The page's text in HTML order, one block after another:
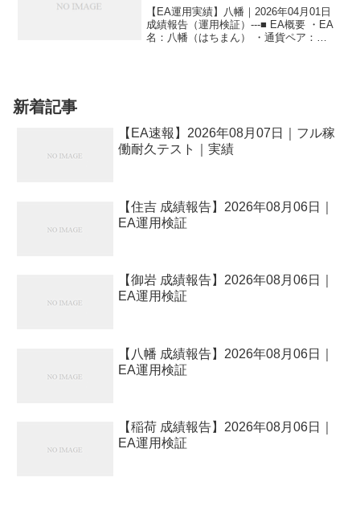
【EA運用実績】八幡｜2026年04月01日
成績報告（運用検証）---■ EA概要 ・EA
名：八幡（はちまん） ・通貨ペア：
新着記事
【EA速報】2026年08月07日｜フル稼
働耐久テスト｜実績
【住吉 成績報告】2026年08月06日｜
EA運用検証
【御岩 成績報告】2026年08月06日｜
EA運用検証
【八幡 成績報告】2026年08月06日｜
EA運用検証
【稲荷 成績報告】2026年08月06日｜
EA運用検証